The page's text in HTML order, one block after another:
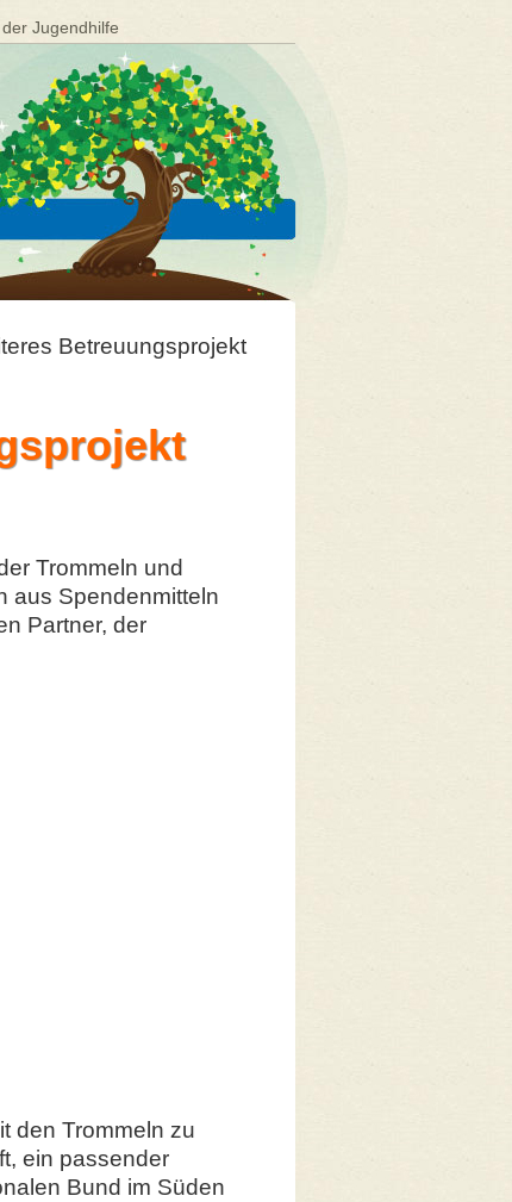
Jugendhilfe
Betreuungsprojekt
Trommeln und
aus Spendenmitteln
Partner, der
den Trommeln zu
ein passender
Bund im Süden